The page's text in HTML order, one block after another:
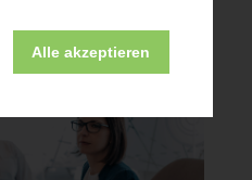
Alle akzeptieren